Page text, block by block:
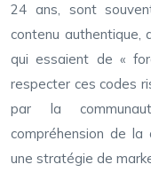
24 ans, sont
contenu authentique,
qui essaient de «
respecter ces codes
par la
compréhension de la
une stratégie de